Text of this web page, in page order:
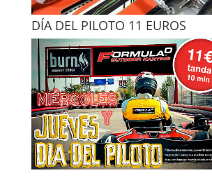
DÍA DEL PILOTO 11 EUROS